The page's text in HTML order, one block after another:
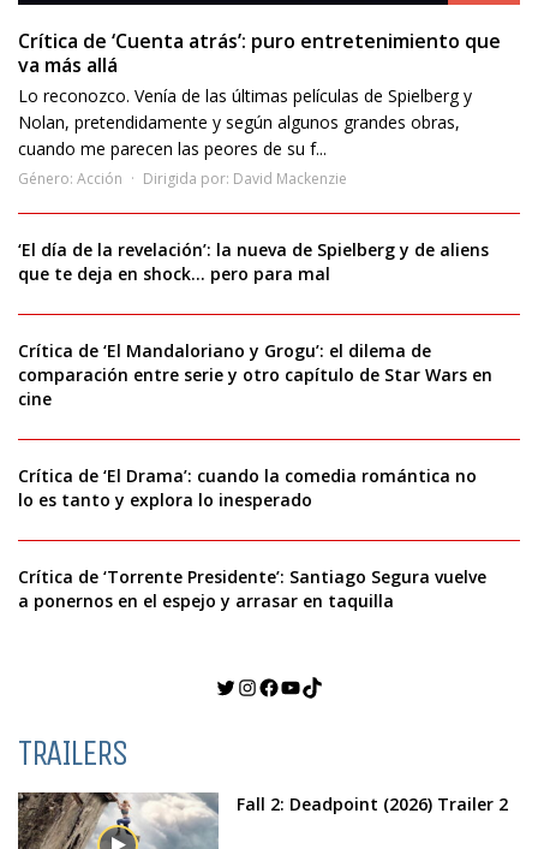
Crítica de ‘Cuenta atrás’: puro entretenimiento que
va más allá
Lo reconozco. Venía de las últimas películas de Spielberg y
Nolan, pretendidamente y según algunos grandes obras,
cuando me parecen las peores de su f...
Género: Acción Dirigida por: David Mackenzie
‘El día de la revelación’: la nueva de Spielberg y de aliens
que te deja en shock… pero para mal
Crítica de ‘El Mandaloriano y Grogu’: el dilema de
comparación entre serie y otro capítulo de Star Wars en
cine
Crítica de ‘El Drama’: cuando la comedia romántica no
lo es tanto y explora lo inesperado
Crítica de ‘Torrente Presidente’: Santiago Segura vuelve
a ponernos en el espejo y arrasar en taquilla
Twitter
Instagram
Facebook
YouTube
TikTok
TRAILERS
Fall 2: Deadpoint (2026) Trailer 2